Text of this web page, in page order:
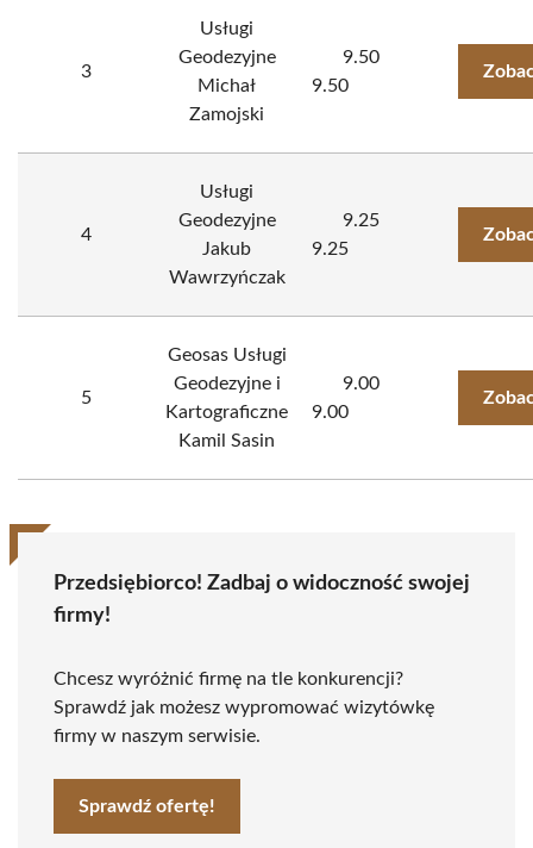
3
Usługi
Geodezyjne
Michał
Zamojski
9.50
9.50
4
Usługi
Geodezyjne
Jakub
Wawrzyńczak
9.25
9.25
5
Geosas Usługi
Geodezyjne i
Kartograficzne
Kamil Sasin
9.00
9.00
Przedsiębiorco! Zadbaj o widoczność swojej
firmy!
Chcesz wyróżnić firmę na tle konkurencji?
Sprawdź jak możesz wypromować wizytówkę
firmy w naszym serwisie.
Sprawdź ofertę!